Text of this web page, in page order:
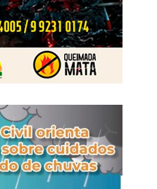
decretadas pela Justiça.
foram abordados
portando documentos de
como passageiros
Rodoviária Federal
que estavam com os